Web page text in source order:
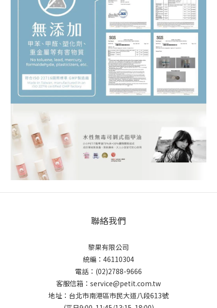
聯絡我們
黎果有限公司
統編：46110304
電話：(02)2788-9666
客服信箱：service@petit.com.tw
地址：台北市南港區市民大道八段613號